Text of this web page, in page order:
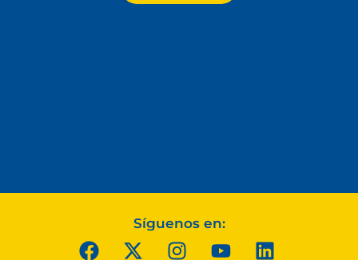
Síguenos en: